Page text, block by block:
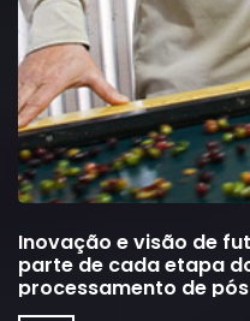
Inovação e visão de
parte de cada etapa
processamento de
café